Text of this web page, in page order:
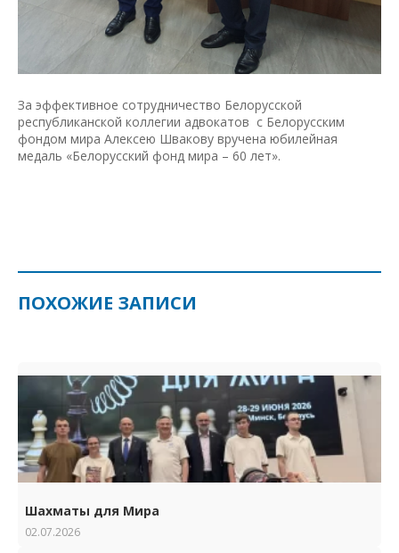
За эффективное сотрудничество Белорусской
республиканской коллегии адвокатов с Белорусским
фондом мира Алексею Швакову вручена юбилейная
медаль «Белорусский фонд мира – 60 лет».
ПОХОЖИЕ ЗАПИСИ
Шахматы для Мира
02.07.2026